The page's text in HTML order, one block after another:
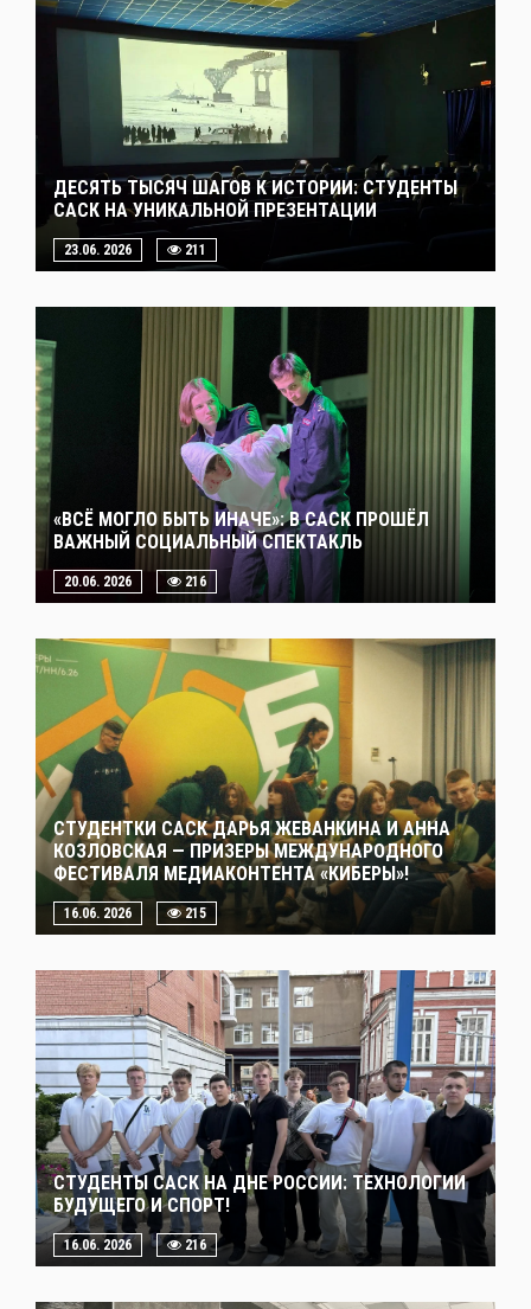
ДЕСЯТЬ ТЫСЯЧ ШАГОВ К ИСТОРИИ: СТУДЕНТЫ
САСК НА УНИКАЛЬНОЙ ПРЕЗЕНТАЦИИ
23.06. 2026 211
«ВСЁ МОГЛО БЫТЬ ИНАЧЕ»: В САСК ПРОШЁЛ
ВАЖНЫЙ СОЦИАЛЬНЫЙ СПЕКТАКЛЬ
20.06. 2026 216
СТУДЕНТКИ САСК ДАРЬЯ ЖЕВАНКИНА И АННА
КОЗЛОВСКАЯ — ПРИЗЕРЫ МЕЖДУНАРОДНОГО
ФЕСТИВАЛЯ МЕДИАКОНТЕНТА «КИБЕРЫ»!
16.06. 2026 215
СТУДЕНТЫ САСК НА ДНЕ РОССИИ: ТЕХНОЛОГИИ
БУДУЩЕГО И СПОРТ!
16.06. 2026 216